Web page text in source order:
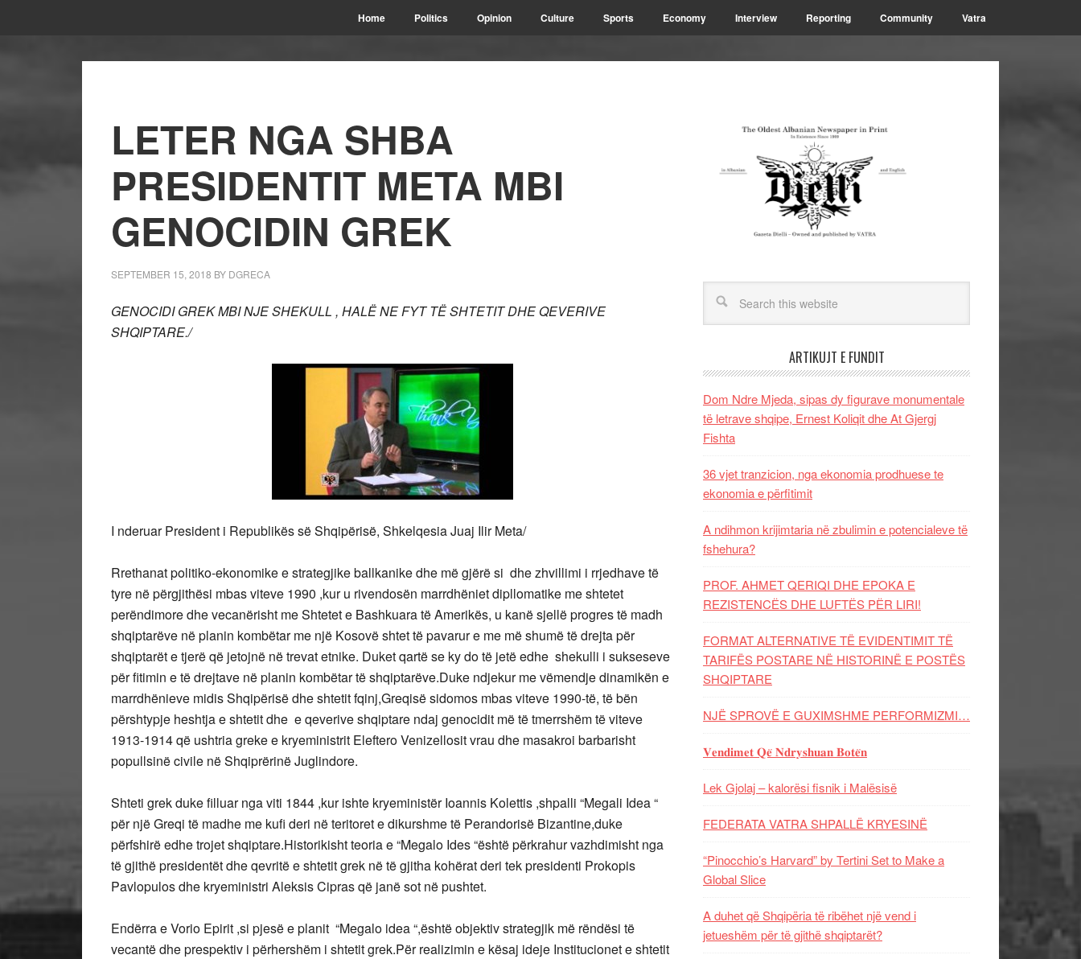
Home Politics Opinion Culture Sports Economy Interview Reporting Community Vatra
LETER NGA SHBA
PRESIDENTIT META MBI
GENOCIDIN GREK
SEPTEMBER 15, 2018 BY DGRECA
GENOCIDI GREK MBI NJE SHEKULL , HALË NE FYT TË SHTETIT DHE QEVERIVE
SHQIPTARE./
I nderuar President i Republikës së Shqipërisë, Shkelqesia Juaj Ilir Meta/
Rrethanat politiko-ekonomike e strategjike ballkanike dhe më gjërë si dhe zhvillimi i rrjedhave të
tyre në përgjithësi mbas viteve 1990 ,kur u rivendosën marrdhëniet dipllomatike me shtetet
perëndimore dhe vecanërisht me Shtetet e Bashkuara të Amerikës, u kanë sjellë progres të madh
shqiptarëve në planin kombëtar me një Kosovë shtet të pavarur e me më shumë të drejta për
shqiptarët e tjerë që jetojnë në trevat etnike. Duket qartë se ky do të jetë edhe shekulli i sukseseve
për fitimin e të drejtave në planin kombëtar të shqiptarëve.Duke ndjekur me vëmendje dinamikën e
marrdhënieve midis Shqipërisë dhe shtetit fqinj,Greqisë sidomos mbas viteve 1990-të, të bën
përshtypje heshtja e shtetit dhe e qeverive shqiptare ndaj genocidit më të tmerrshëm të viteve
1913-1914 që ushtria greke e kryeministrit Eleftero Venizellosit vrau dhe masakroi barbarisht
popullsinë civile në Shqiprërinë Juglindore.
Shteti grek duke filluar nga viti 1844 ,kur ishte kryeministër Ioannis Kolettis ,shpalli “Megali Idea “
për një Greqi të madhe me kufi deri në teritoret e dikurshme të Perandorisë Bizantine,duke
përfshirë edhe trojet shqiptare.Historikisht teoria e “Megalo Ides “është përkrahur vazhdimisht nga
të gjithë presidentët dhe qevritë e shtetit grek në të gjitha kohërat deri tek presidenti Prokopis
Pavlopulos dhe kryeministri Aleksis Cipras që janë sot në pushtet.
Endërra e Vorio Epirit ,si pjesë e planit “Megalo idea “,është objektiv strategjik më rëndësi të
vecantë dhe prespektiv i përhershëm i shtetit grek.Për realizimin e kësaj ideje Institucionet e shtetit
ARTIKUJT E FUNDIT
Dom Ndre Mjeda, sipas dy figurave monumentale
të letrave shqipe, Ernest Koliqit dhe At Gjergj
Fishta
36 vjet tranzicion, nga ekonomia prodhuese te
ekonomia e përfitimit
A ndihmon krijimtaria në zbulimin e potencialeve të
fshehura?
PROF. AHMET QERIQI DHE EPOKA E
REZISTENCЁS DHE LUFTЁS PЁR LIRI!
FORMAT ALTERNATIVE TË EVIDENTIMIT TË
TARIFËS POSTARE NË HISTORINË E POSTËS
SHQIPTARE
NJË SPROVË E GUXIMSHME PERFORMIZMI…
𝐕𝐞𝐧𝐝𝐢𝐦𝐞𝐭 𝐐𝐞̈ 𝐍𝐝𝐫𝐲𝐬𝐡𝐮𝐚𝐧 𝐁𝐨𝐭𝐞̈𝐧
Lek Gjolaj – kalorësi fisnik i Malësisë
FEDERATA VATRA SHPALLË KRYESINË
“Pinocchio’s Harvard” by Tertini Set to Make a
Global Slice
A duhet që Shqipëria të ribëhet një vend i
jetueshëm për të gjithë shqiptarët?